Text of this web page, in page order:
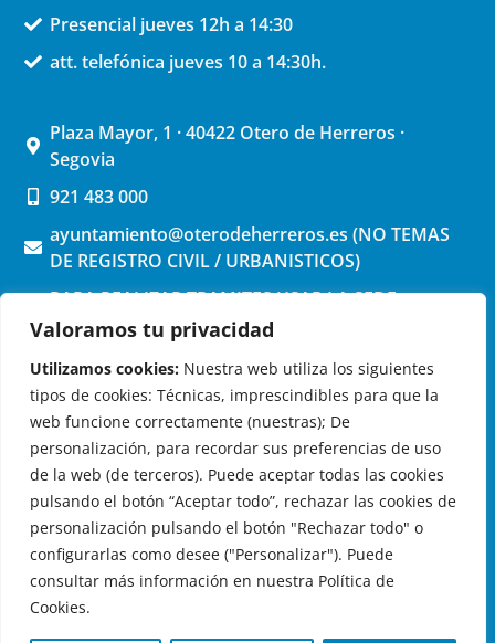
Valoramos tu privacidad
Utilizamos cookies: Nuestra web utiliza los siguientes
tipos de cookies: Técnicas, imprescindibles para que la
web funcione correctamente (nuestras); De
personalización, para recordar sus preferencias de uso
de la web (de terceros). Puede aceptar todas las cookies
pulsando el botón “Aceptar todo”, rechazar las cookies de
personalización pulsando el botón "Rechazar todo" o
configurarlas como desee ("Personalizar"). Puede
consultar más información en nuestra Política de
Cookies.
Presencial jueves 12h a 14:30
att. telefónica jueves 10 a 14:30h.
Plaza Mayor, 1 · 40422 Otero de Herreros ·
Segovia
921 483 000
ayuntamiento@oterodeherreros.es (NO TEMAS
DE REGISTRO CIVIL / URBANISTICOS)
PARA REALIZAR TRAMITES USAR LA SEDE
ELECTRONICA (pinchar aquí)
OTERO DE HERREROS EN LAS REDES
© 2026 Ayuntamiento de Otero de Herreros